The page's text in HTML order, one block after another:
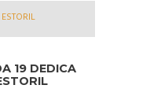
19 DEDICA